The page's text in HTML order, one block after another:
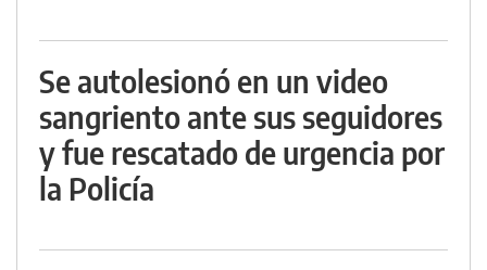
Se autolesionó en un video
sangriento ante sus seguidores
y fue rescatado de urgencia por
la Policía